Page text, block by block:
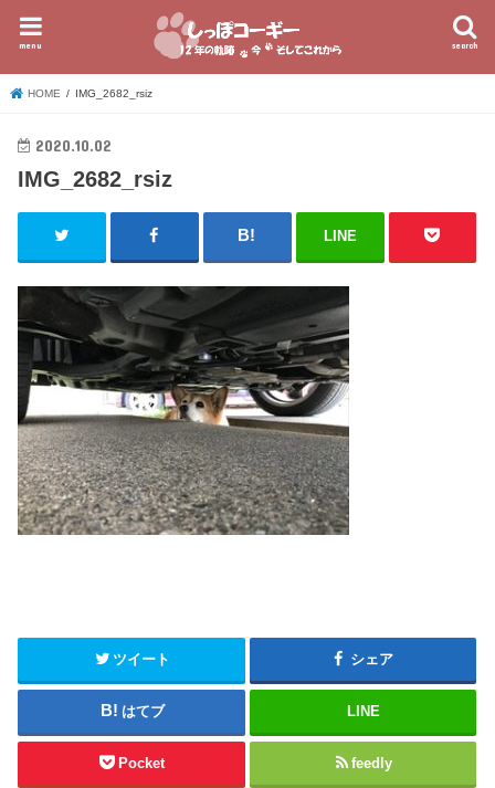
search
menu
HOME IMG_2682_rsiz
2020.10.02
IMG_2682_rsiz
LINE
ツイート シェア
はてブ LINE
Pocket feedly